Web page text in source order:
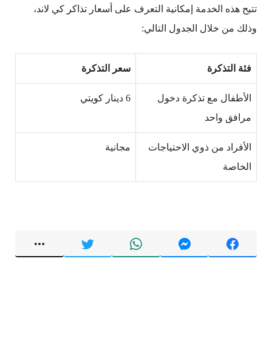
تتيح هذه الخدمة إمكانية التعرف على أسعار تذاكر كي لاند،
وذلك من خلال الجدول التالي:
فئة التذكرة سعر التذكرة
الأطفال مع تذكرة دخول
مرافق واحد
6 دينار كويتي
الأفراد من ذوي الاحتياجات
الخاصة
مجانية